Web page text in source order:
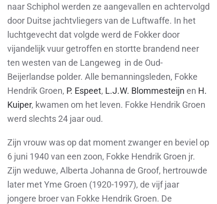
naar Schiphol werden ze aangevallen en achtervolgd
door Duitse jachtvliegers van de Luftwaffe. In het
luchtgevecht dat volgde werd de Fokker door
vijandelijk vuur getroffen en stortte brandend neer
ten westen van de Langeweg in de Oud-
Beijerlandse polder. Alle bemanningsleden, Fokke
Hendrik Groen, P. Espeet, L.J.W. Blommesteijn en H.
Kuiper, kwamen om het leven. Fokke Hendrik Groen
werd slechts 24 jaar oud.
Zijn vrouw was op dat moment zwanger en beviel op
6 juni 1940 van een zoon, Fokke Hendrik Groen jr.
Zijn weduwe, Alberta Johanna de Groof, hertrouwde
later met Yme Groen (1920-1997), de vijf jaar
jongere broer van Fokke Hendrik Groen. De